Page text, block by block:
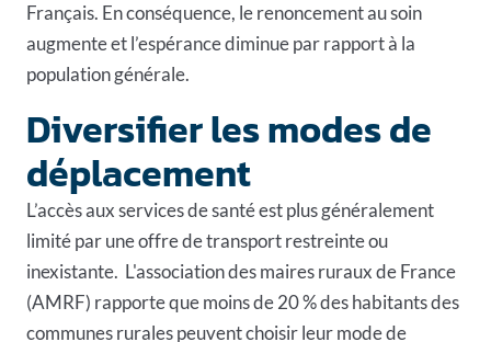
Français. En conséquence, le renoncement au soin
augmente et l’espérance diminue par rapport à la
population générale.
Diversifier les modes de
déplacement
L’accès aux services de santé est plus généralement
limité par une offre de transport restreinte ou
inexistante. L'association des maires ruraux de France
(AMRF) rapporte que moins de 20 % des habitants des
communes rurales peuvent choisir leur mode de